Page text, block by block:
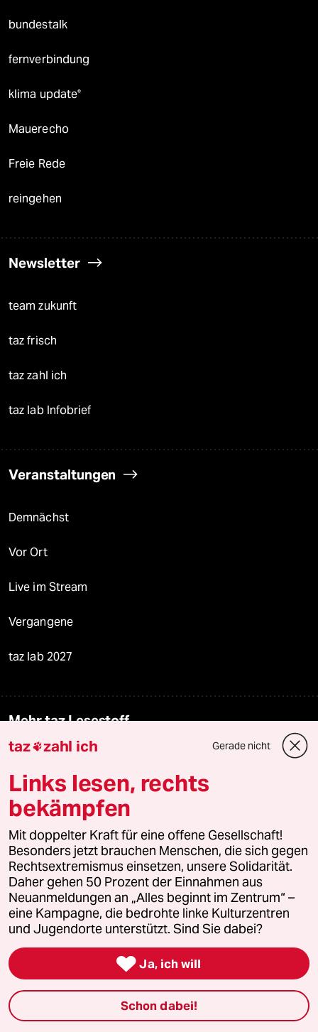
bundestalk
fernverbindung
klima update°
Mauerecho
Freie Rede
reingehen
Newsletter
team zukunft
taz frisch
taz zahl ich
taz lab Infobrief
Veranstaltungen
Demnächst
Vor Ort
Live im Stream
Vergangene
taz lab 2027
Mehr taz Lesestoff
taz FUTURZWEI
Le Monde diplomatique
taz Archiv
Mehr taz Angebote
Reisen
Kantine
taz zahl ich Gerade nicht
Links lesen, rechts
bekämpfen
Mit doppelter Kraft für eine offene Gesellschaft!
Besonders jetzt brauchen Menschen, die sich gegen
Rechtsextremismus einsetzen, unsere Solidarität.
Daher gehen 50 Prozent der Einnahmen aus
Neuanmeldungen an „Alles beginnt im Zentrum“ –
eine Kampagne, die bedrohte linke Kulturzentren
und Jugendorte unterstützt. Sind Sie dabei?
 Ja, ich will
Schon dabei!